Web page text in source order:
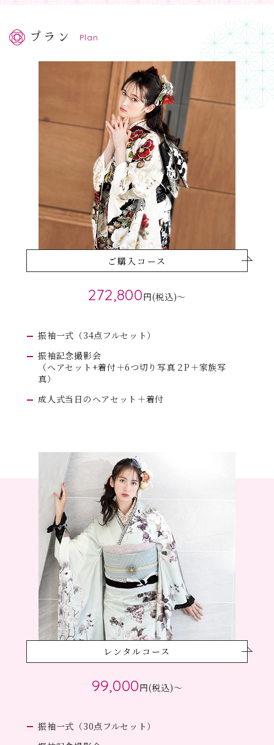
プラン Plan
ご購入コース
272,800円(税込)～
振袖一式（34点フルセット）
振袖記念撮影会
（ヘアセット+着付＋6つ切り写真２P＋家族写
真）
成人式当日のヘアセット＋着付
レンタルコース
99,000円(税込)～
振袖一式（30点フルセット）